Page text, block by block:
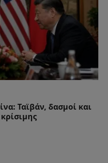
Ταϊβάν, δασμοί και